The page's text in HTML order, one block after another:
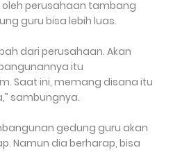
perusahaan tambang
guru bisa lebih luas.
dari perusahaan. Akan
itu
Saat ini, memang disana itu
sambungnya.
gedung guru akan
Namun dia berharap, bisa